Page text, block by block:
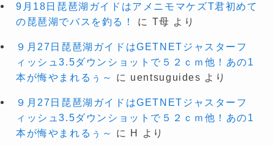
9月18日琵琶湖ガイドはアメニモマケズT君初めて
の琵琶湖でバスを釣る！
に T母 より
９月27日琵琶湖ガイドはGETNETジャスターフ
ィッシュ3.5ダウンショットで５２ｃｍ他！あの1
本が悔やまれるぅ～
に uentsuguides より
９月27日琵琶湖ガイドはGETNETジャスターフ
ィッシュ3.5ダウンショットで５２ｃｍ他！あの1
本が悔やまれるぅ～
に H より